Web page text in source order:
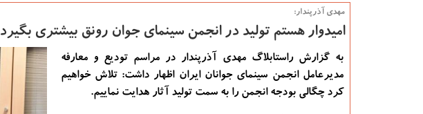
مهدی آذرپندار:
امیدوار هستم تولید در انجمن سینمای جوان رونق بیشتری بگیرد
به گزارش راستابلاگ مهدی آذرپندار در مراسم تودیع و معارفه
مدیرعامل انجمن سینمای جوانان ایران اظهار داشت: تلاش خواهیم
کرد چگالی بودجه انجمن را به سمت تولید آثار هدایت نماییم.